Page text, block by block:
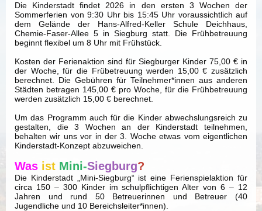
Die Kinderstadt findet 2026 in den ersten 3 Wochen der
Sommerferien von 9:30 Uhr bis 15:45 Uhr voraussichtlich auf
dem Gelände der Hans-Alfred-Keller Schule Deichhaus,
Chemie-Faser-Allee 5 in Siegburg statt. Die Frühbetreuung
beginnt flexibel um 8 Uhr mit Frühstück.
Kosten der Ferienaktion sind für Siegburger Kinder 75,00 € in
der Woche, für die Frübetreuung werden 15,00 € zusätzlich
berechnet. Die Gebühren für Teilnehmer*innen aus anderen
Städten betragen 145,00 € pro Woche, für die Frühbetreuung
werden zusätzlich 15,00 € berechnet.
Um das Programm auch für die Kinder abwechslungsreich zu
gestalten, die 3 Wochen an der Kinderstadt teilnehmen,
behalten wir uns vor in der 3. Woche etwas vom eigentlichen
Kinderstadt-Konzept abzuweichen.
Was ist Mini-Siegburg?
Die Kinderstadt „Mini-Siegburg“ ist eine Ferienspielaktion für
circa 150 – 300 Kinder im schulpflichtigen Alter von 6 – 12
Jahren und rund 50 Betreuerinnen und Betreuer (40
Jugendliche und 10 Bereichsleiter*innen).